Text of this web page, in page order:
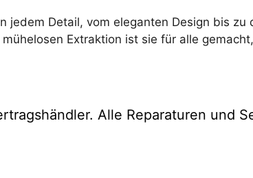
jedem Detail, vom eleganten Design bis
Extraktion ist sie für alle
Alle Reparaturen und